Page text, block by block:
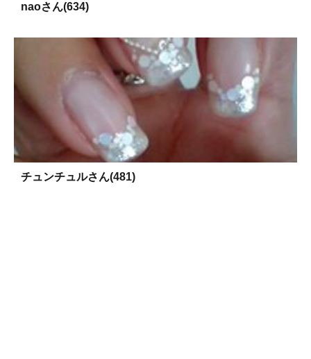
naoさん(634)
チュンチュルさん(481)